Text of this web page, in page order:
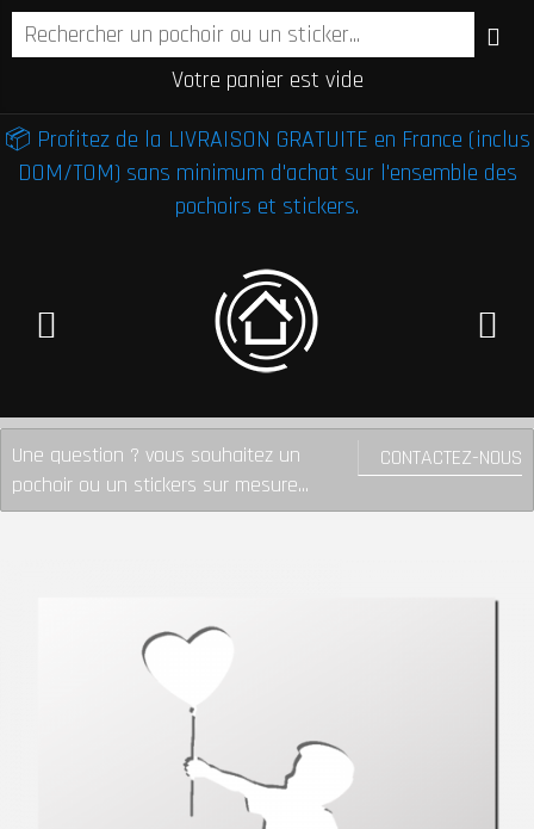
Votre panier est vide
📦 Profitez de la LIVRAISON GRATUITE en France (inclus
DOM/TOM) sans minimum d'achat sur l'ensemble des
pochoirs et stickers.
CONTACTEZ-NOUS
Une question ? vous souhaitez un
pochoir ou un stickers sur mesure...